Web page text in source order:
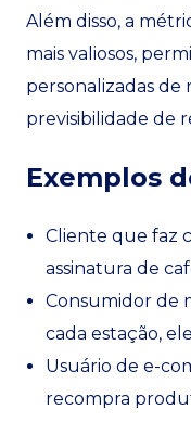
Além disso, a
mais valiosos,
personalizadas
previsibilidade de
Exemplos
Cliente que faz
assinatura de
Consumidor de
cada estação,
Usuário de e-
recompra